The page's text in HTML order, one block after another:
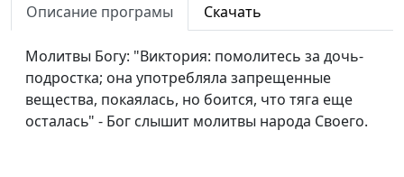
Мы молимся вместе 15
Мы молимся вместе 14 #14
Мы молимся вместе 13 #13
Мы молимся вместе 12
Описание програмы Скачать
Молитвы Богу: "Виктория: помолитесь за дочь-
подростка; она употребляла запрещенные
вещества, покаялась, но боится, что тяга еще
осталась" - Бог слышит молитвы народа Своего.